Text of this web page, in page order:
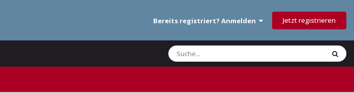
Bereits registriert? Anmelden Jetzt registrieren